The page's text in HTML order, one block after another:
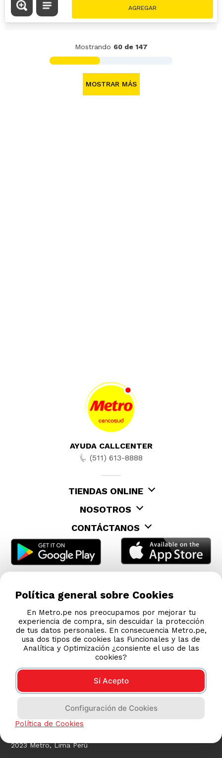
Mostrando 60 de 147
MOSTRAR MÁS
AYUDA CALLCENTER
(511) 613-8888
TIENDAS ONLINE
NOSOTROS
CONTÁCTANOS
COMPRAS 100% SEGURAS
Esta tienda usa Niubiz para realizar transacciones
electrónicas.
2023 Metro, Lima Perú
Política general sobre Cookies
En Metro.pe nos preocupamos por mejorar tu
experiencia de compra, sin descuidar la protección
de tus datos personales. En consecuencia Metro.pe,
usa dos tipos de cookies las Funcionales y las de
Analítica y Optimización ¿consiente el uso de las
cookies?
Sí Acepto
Configuración de Cookies
Política de Cookies